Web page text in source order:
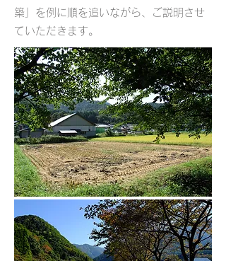
築」を例に順を追いながら、ご説明させ
ていただきます。